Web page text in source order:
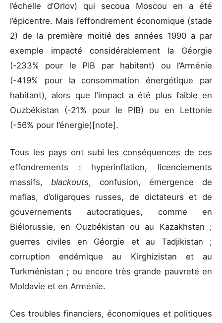
l’échelle d’Orlov) qui secoua Moscou en a été
l’épicentre. Mais l’effondrement économique (stade
2) de la première moitié des années 1990 a par
exemple impacté considérablement la Géorgie
(-233% pour le PIB par habitant) ou l’Arménie
(-419% pour la consommation énergétique par
habitant), alors que l’impact a été plus faible en
Ouzbékistan (-21% pour le PIB) ou en Lettonie
(-56% pour l’énergie)[note].
Tous les pays ont subi les conséquences de ces
effondrements : hyperinflation, licenciements
massifs, blackouts, confusion, émergence de
mafias, d’oligarques russes, de dictateurs et de
gouvernements autocratiques, comme en
Biélorussie, en Ouzbékistan ou au Kazakhstan ;
guerres civiles en Géorgie et au Tadjikistan ;
corruption endémique au Kirghizistan et au
Turkménistan ; ou encore très grande pauvreté en
Moldavie et en Arménie.
Ces troubles financiers, économiques et politiques